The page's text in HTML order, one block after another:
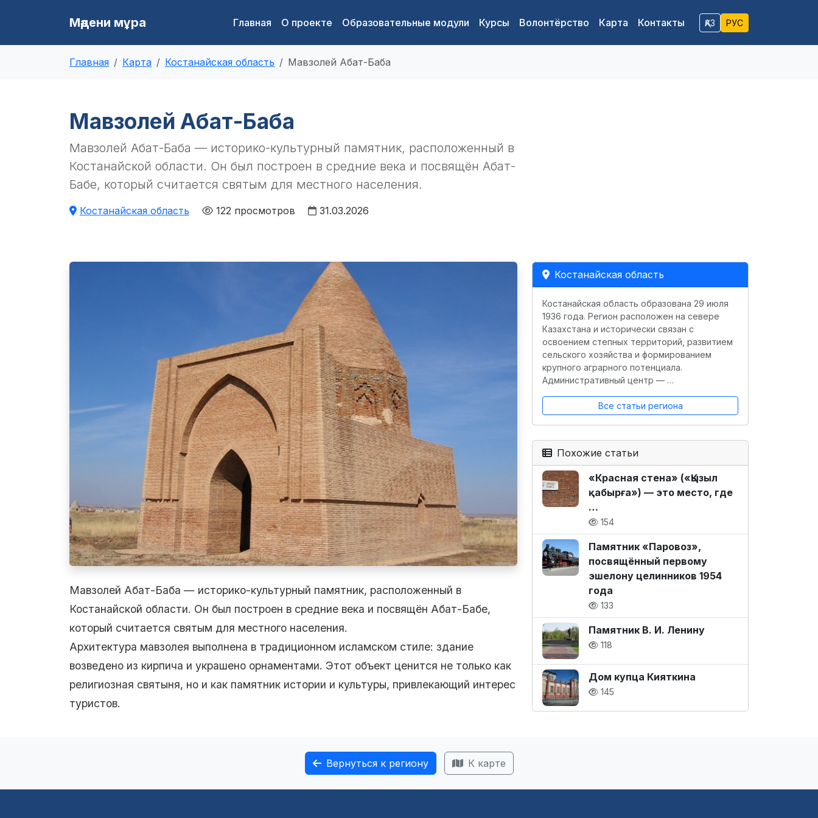
Мәдени мұра Главная О проекте Образовательные модули Курсы Волонтёрство Карта Контакты ҚАЗ РУС
Главная Карта Костанайская область Мавзолей Абат-Баба
Мавзолей Абат-Баба
Мавзолей Абат-Баба — историко-культурный памятник, расположенный в
Костанайской области. Он был построен в средние века и посвящён Абат-
Бабе, который считается святым для местного населения.
Костанайская область 122 просмотров 31.03.2026
Мавзолей Абат-Баба — историко-культурный памятник, расположенный в
Костанайской области. Он был построен в средние века и посвящён Абат-Бабе,
который считается святым для местного населения.
Архитектура мавзолея выполнена в традиционном исламском стиле: здание
возведено из кирпича и украшено орнаментами. Этот объект ценится не только как
религиозная святыня, но и как памятник истории и культуры, привлекающий интерес
туристов.
Костанайская область
Костанайская область образована 29 июля
1936 года. Регион расположен на севере
Казахстана и исторически связан с
освоением степных территорий, развитием
сельского хозяйства и формированием
крупного аграрного потенциала.
Административный центр — …
Все статьи региона
Похожие статьи
«Красная стена» («Қызыл
қабырға») — это место, где
…
154
Памятник «Паровоз»,
посвящённый первому
эшелону целинников 1954
года
133
Памятник В. И. Ленину
118
Дом купца Кияткина
145
Вернуться к региону К карте